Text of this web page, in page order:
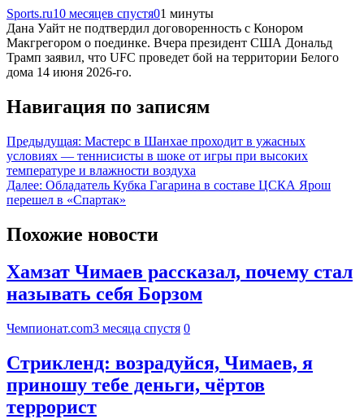
Sports.ru10 месяцев спустя01 минуты
Дана Уайт не подтвердил договоренность с Конором
Макгрегором о поединке. Вчера президент США Дональд
Трамп заявил, что UFC проведет бой на территории Белого
дома 14 июня 2026-го.
Навигация по записям
Предыдущая: Мастерс в Шанхае проходит в ужасных
условиях — теннисисты в шоке от игры при высоких
температуре и влажности воздуха
Далее: Обладатель Кубка Гагарина в составе ЦСКА Ярош
перешел в «Спартак»
Похожие новости
Хамзат Чимаев рассказал, почему стал
называть себя Борзом
Чемпионат.com3 месяца спустя 0
Стрикленд: возрадуйся, Чимаев, я
приношу тебе деньги, чёртов
террорист